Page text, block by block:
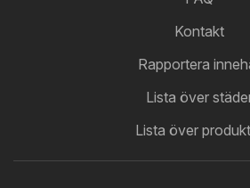
Kontakt
Rapportera
Lista över
Lista över